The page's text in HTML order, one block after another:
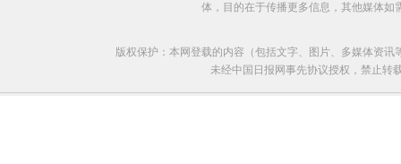
体，目的在于传播更多信息，其他媒体
版权保护：本网登载的内容（包括文字、图片、多媒体资
未经中国日报网事先协议授权，禁止转